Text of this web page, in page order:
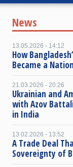
News
13.05.2026 - 14:12
How
Became a
21.03.2026 - 20:26
Ukrainian and
with Azov
in India
13.02.2026 - 13:52
A Trade Deal
Sovereignty of